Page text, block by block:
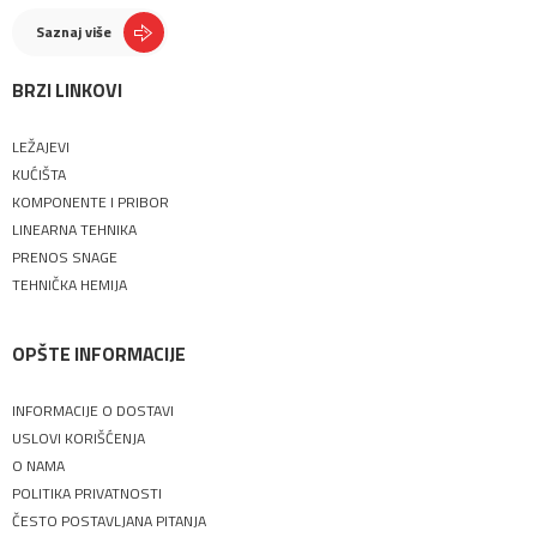
Saznaj više
BRZI LINKOVI
LEŽAJEVI
KUĆIŠTA
KOMPONENTE I PRIBOR
LINEARNA TEHNIKA
PRENOS SNAGE
TEHNIČKA HEMIJA
OPŠTE INFORMACIJE
INFORMACIJE O DOSTAVI
USLOVI KORIŠĆENJA
O NAMA
POLITIKA PRIVATNOSTI
ČESTO POSTAVLJANA PITANJA